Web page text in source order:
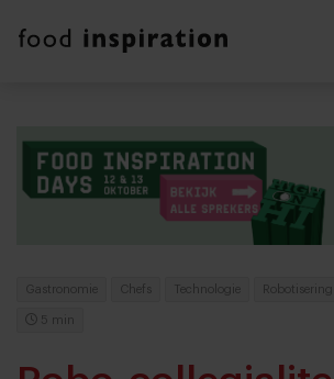
Gastronomie Chefs Technologie Robotisering
5 min